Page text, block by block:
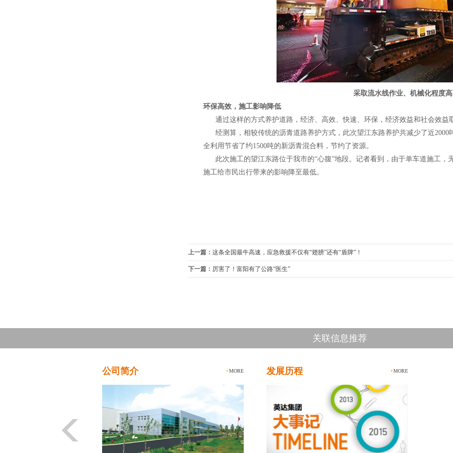
采取流水线作业、机械化程度高
环保高效，施工影响降低
通过这样的方式养护道路，经济、高效、快速、环保，经济效益和社会效益
经测算，相较传统的沥青道路养护方式，此次望江东路养护共减少了近2000
全利用节省了约1500吨的新沥青混合料，节约了资源。
此次施工的望江东路位于我市的“心腹”地段。记者看到，由于单车道施工，
施工给市民出行带来的影响降至最低。
上一篇： 这条全国最牛高速，应急救援不仅有“翅膀”还有“盾牌”！
下一篇： 厉害了！富阳有了公路“医生”
关联信息推荐
+MORE
公司简介 +MORE
发展历程